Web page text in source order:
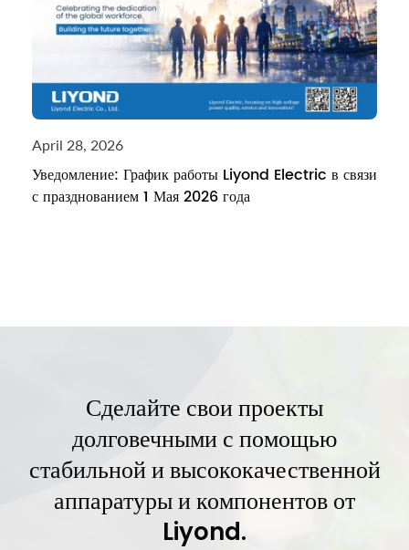
April 28, 2026
Уведомление: График работы Liyond Electric в связи
с празднованием 1 Мая 2026 года
Сделайте свои проекты
долговечными с помощью
стабильной и высококачественной
аппаратуры и компонентов от
Liyond.